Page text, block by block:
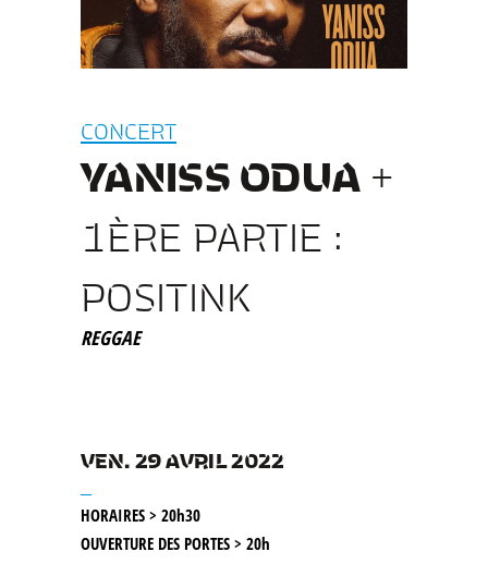
CONCERT
YANISS ODUA +
1ÈRE PARTIE :
POSITINK
REGGAE
VEN. 29 AVRIL 2022
HORAIRES > 20h30
OUVERTURE DES PORTES > 20h